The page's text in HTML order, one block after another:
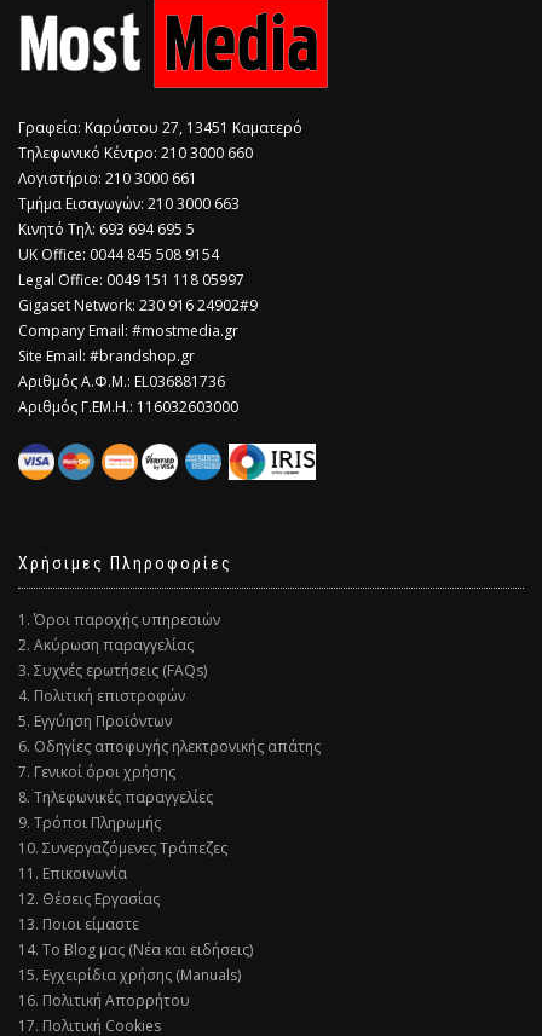
Γραφεία: Καρύστου 27, 13451 Καματερό
Τηλεφωνικό Κέντρο: 210 3000 660
Λογιστήριο: 210 3000 661
Τμήμα Εισαγωγών: 210 3000 663
Κινητό Τηλ: 693 694 695 5
​UK Office: 0044 845 508 9154
Legal Office: 0049 151 118 05997
Gigaset Network: 230 916 24902#9
Company Email: #mostmedia.gr
Site Email: #brandshop.gr
Αριθμός Α.Φ.Μ.: EL036881736
Αριθμός Γ.ΕΜ.Η.: 116032603000
Χρήσιμες Πληροφορίες
1. Όροι παροχής υπηρεσιών
2. Ακύρωση παραγγελίας
3. Συχνές ερωτήσεις (FAQs)
4. Πολιτική επιστροφών
5. Εγγύηση Προϊόντων
6. Οδηγίες αποφυγής ηλεκτρονικής απάτης
7. Γενικοί όροι χρήσης
8. Τηλεφωνικές παραγγελίες
9. Τρόποι Πληρωμής
10. Συνεργαζόμενες Τράπεζες
11. Επικοινωνία
12. Θέσεις Εργασίας
13. Ποιοι είμαστε
14. Το Blog μας (Νέα και ειδήσεις)
15. Εγχειρίδια χρήσης (Manuals)
16. Πολιτική Απορρήτου
17. Πολιτική Cookies